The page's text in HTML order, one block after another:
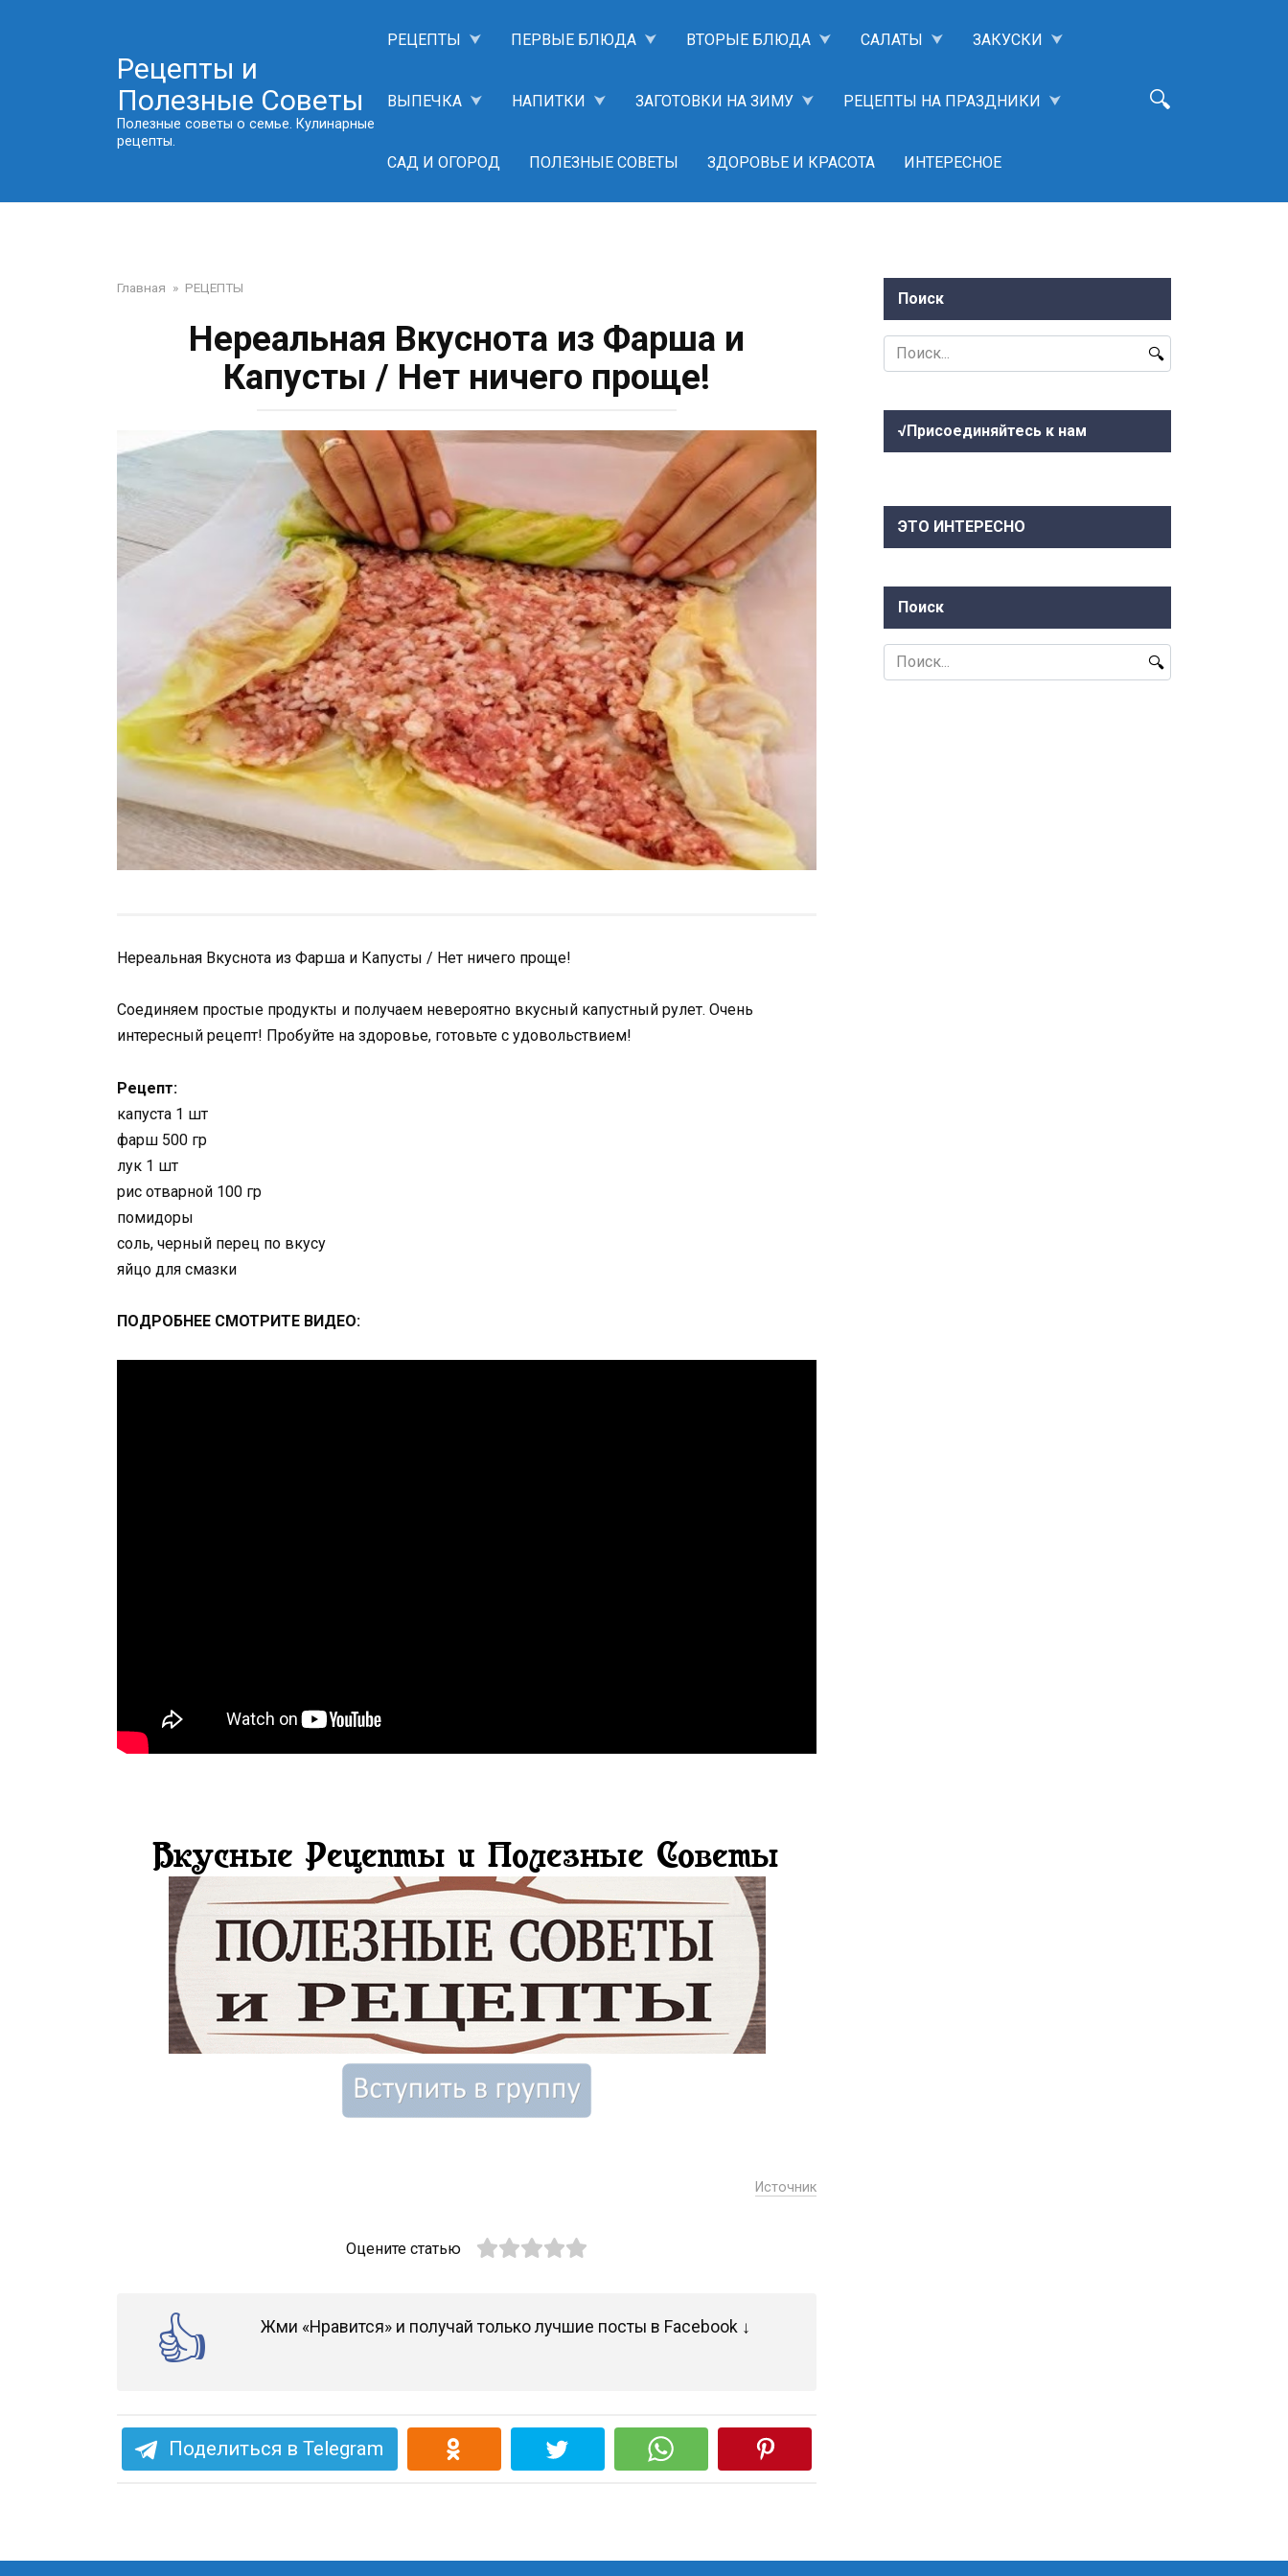
Рецепты и
Полезные Советы
Полезные советы о семье. Кулинарные
рецепты.
РЕЦЕПТЫ ПЕРВЫЕ БЛЮДА ВТОРЫЕ БЛЮДА САЛАТЫ ЗАКУСКИ
ВЫПЕЧКА НАПИТКИ ЗАГОТОВКИ НА ЗИМУ РЕЦЕПТЫ НА ПРАЗДНИКИ
САД И ОГОРОД ПОЛЕЗНЫЕ СОВЕТЫ ЗДОРОВЬЕ И КРАСОТА ИНТЕРЕСНОЕ
Главная » РЕЦЕПТЫ
Нереальная Вкуснота из Фарша и
Капусты / Нет ничего проще!
Нереальная Вкуснота из Фарша и Капусты / Нет ничего проще!
Соединяем простые продукты и получаем невероятно вкусный капустный рулет. Очень
интересный рецепт! Пробуйте на здоровье, готовьте с удовольствием!
Рецепт:
капуста 1 шт
фарш 500 гр
лук 1 шт
рис отварной 100 гр
помидоры
соль, черный перец по вкусу
яйцо для смазки
ПОДРОБНЕЕ СМОТРИТЕ ВИДЕО:
Источник
Оцените статью
Жми «Нравится» и получай только лучшие посты в Facebook ↓
Поделиться в Telegram
Поиск
Search
for:
√Присоединяйтесь к нам
ЭТО ИНТЕРЕСНО
Поиск
Search
for: